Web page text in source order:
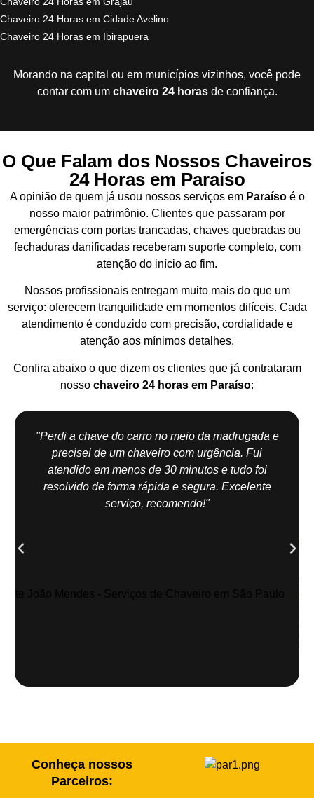
Chaveiro 24 Horas em Cidade Avelino
Chaveiro 24 Horas em Ibirapuera
Morando na capital ou em municípios vizinhos, você pode
contar com um chaveiro 24 horasde confiança.
O Que Falam dos Nossos Chaveiros
24 Horas em Paraíso
A opinião de quem já usou nossos serviços em Paraísoé o
nosso maior patrimônio. Clientes que passaram por
emergências com portas trancadas, chaves quebradas ou
fechaduras danificadas receberam suporte completo, com
atenção do início ao fim.
Nossos profissionais entregam muito mais do que um
serviço: oferecem tranquilidade em momentos difíceis. Cada
atendimento é conduzido com precisão, cordialidade e
atenção aos mínimos detalhes.
Confira abaixo o que dizem os clientes que já contrataram
nosso chaveiro 24 horas em Paraíso:
"Perdi a chave do carro no meio da madrugada e
precisei de um chaveiro com urgência. Fui
atendido em menos de 30 minutos e tudo foi
resolvido de forma rápida e segura. Excelente
serviço, recomendo!"
de
Conheça nossos
Parceiros: